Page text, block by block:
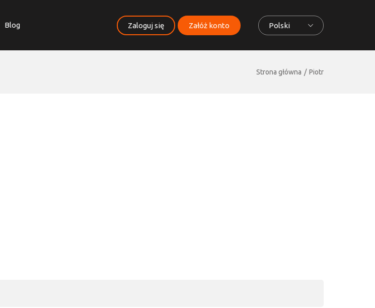
Blog Zaloguj się Załóż konto Polski
Strona główna Piotr